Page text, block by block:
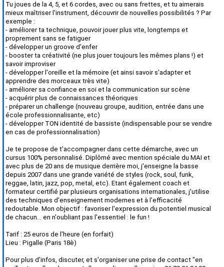
Tu joues de la 4, 5, et 6 cordes, avec ou sans frettes, et tu aimerais
mieux maîtriser l'instrument, découvrir de nouvelles possibilités ? Par
exemple :
- améliorer ta technique, pouvoir jouer plus vite, longtemps et
proprement sans se fatiguer
- développer un groove d'enfer
- booster ta créativité (ne plus jouer toujours les mêmes plans !) et
savoir improviser
- développer l'oreille et la mémoire (et ainsi savoir s'adapter et
apprendre des morceaux très vite)
- améliorer sa confiance en soi et la communication sur scène
- acquérir plus de connaissances théoriques
- préparer un challenge (nouveau groupe, audition, entrée dans une
école professionnalisante, etc)
- développer TON identité de bassiste (indispensable pour se vendre
en cas de professionnalisation)
Je te propose de t'accompagner dans cette démarche, avec un
cursus 100% personnalisé. Diplômé avec mention spéciale du MAI et
avec plus de 20 ans de musique derrière moi, j'enseigne la basse
depuis 2007 dans une grande variété de styles (rock, soul, funk,
reggae, latin, jazz, pop, metal, etc). Etant également coach et
formateur certifié par plusieurs organisations internationales, j'utilise
des techniques d'enseignement modernes et à l'efficacité
redoutable. Mon objectif : favoriser l'expression du potentiel musical
de chacun... en n'oubliant pas l'essentiel : le fun !
Tarif : 25 euros de l'heure (en forfait)
Lieu : Pigalle (Paris 18è)
Pour plus d'infos, discuter, et s'organiser une prise de contact "en